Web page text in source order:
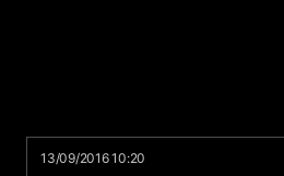
13/09/2016 10:20